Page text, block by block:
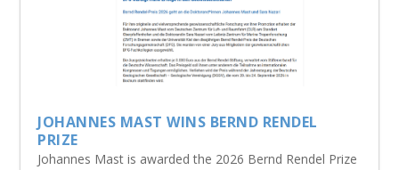
JOHANNES MAST WINS BERND RENDEL
PRIZE
Johannes Mast is awarded the 2026 Bernd Rendel Prize